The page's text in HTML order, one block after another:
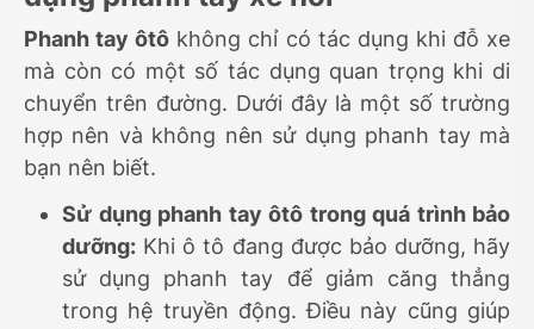
Phanh tay ôtô không chỉ có tác dụng khi đỗ xe
mà còn có một số tác dụng quan trọng khi di
chuyển trên đường. Dưới đây là một số trường
hợp nên và không nên sử dụng phanh tay mà
bạn nên biết.
Sử dụng phanh tay ôtô trong quá trình bảo
dưỡng: Khi ô tô đang được bảo dưỡng, hãy
sử dụng phanh tay để giảm căng thẳng
trong hệ truyền động. Điều này cũng giúp